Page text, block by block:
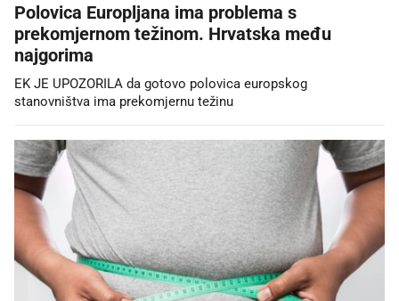
Polovica Europljana ima problema s
prekomjernom težinom. Hrvatska među
najgorima
EK JE UPOZORILA da gotovo polovica europskog
stanovništva ima prekomjernu težinu